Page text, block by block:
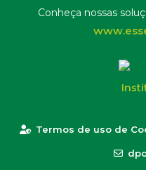
Conheça nossas
Termos de uso de